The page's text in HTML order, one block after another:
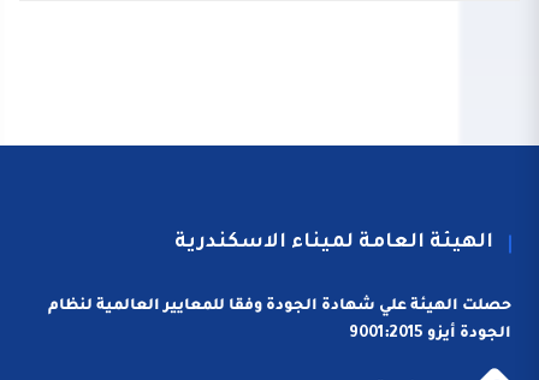
الهيئة العامة لميناء الاسكندرية
حصلت الهيئة علي شهادة الجودة وفقا للمعايير العالمية لنظام
الجودة أيزو 9001:2015